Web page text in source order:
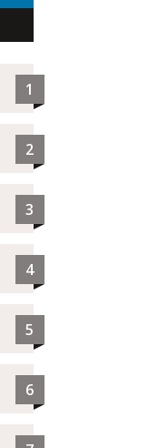
1
2
3
4
5
6